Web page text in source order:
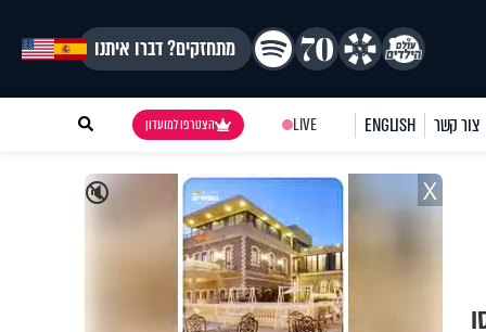
מתחזקים? דברו איתנו
צור קשר ENGLISH
LIVE הצטרפו למועדון
🔇 X